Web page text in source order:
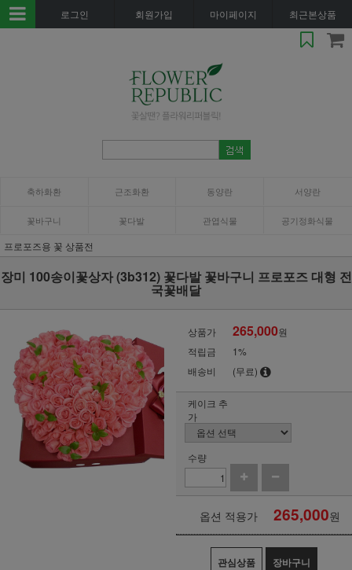
로그인 회원가입 마이페이지 최근본상품
축하화환 근조화환 동양란 서양란
꽃바구니 꽃다발 관엽식물 공기정화식물
프로포즈용 꽃 상품전
장미 100송이꽃상자 (3b312) 꽃다발 꽃바구니 프로포즈 대형 전
국꽃배달
상품가 265,000원
적립금
1%
배송비
(무료)
케이크 추
가
수량
옵션 적용가 265,000원
관심상품 장바구니